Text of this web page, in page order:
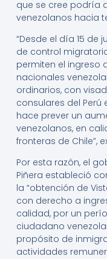
que se cree podría
venezolanos hacia
“Desde el día 15 de
de control
permiten el ingreso
nacionales
ordinarios, con
consulares del Perú
hace prever un
venezolanos, en
fronteras de Chile”,
Por esta razón, el
Piñera estableció
la “obtención de
con derecho a
calidad, por un
ciudadano
propósito de
actividades